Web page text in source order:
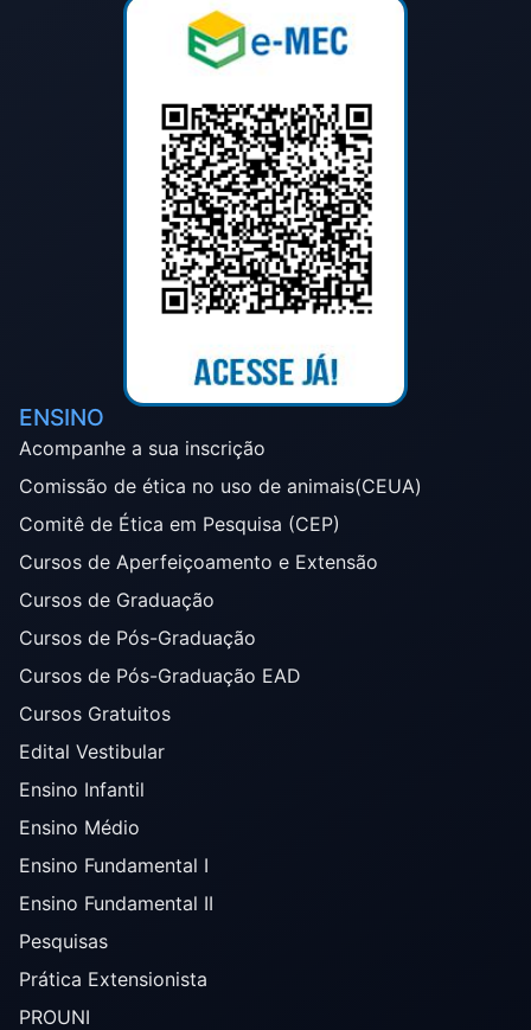
ENSINO
Acompanhe a sua inscrição
Comissão de ética no uso de animais(CEUA)
Comitê de Ética em Pesquisa (CEP)
Cursos de Aperfeiçoamento e Extensão
Cursos de Graduação
Cursos de Pós-Graduação
Cursos de Pós-Graduação EAD
Cursos Gratuitos
Edital Vestibular
Ensino Infantil
Ensino Médio
Ensino Fundamental I
Ensino Fundamental II
Pesquisas
Prática Extensionista
PROUNI